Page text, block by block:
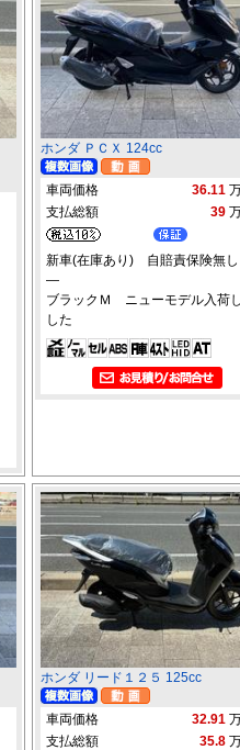
ホンダ ＰＣＸ 124cc
車両価格 36.11
支払総額
39
新車(在庫あり) 自賠責保険無し
―
ブラックＭ ニューモデル入荷
した
ホンダ リード１２５ 125cc
車両価格 32.91
支払総額
35.8